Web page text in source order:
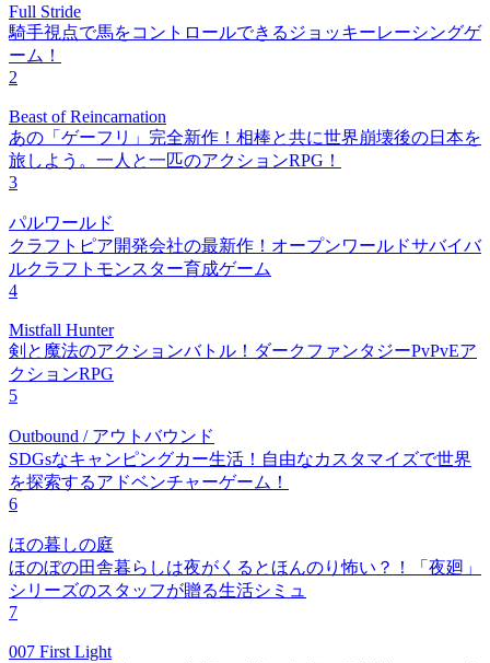
Full Stride
騎手視点で馬をコントロールできるジョッキーレーシングゲ
ーム！
2
Beast of Reincarnation
あの「ゲーフリ」完全新作！相棒と共に世界崩壊後の日本を
旅しよう。一人と一匹のアクションRPG！
3
パルワールド
クラフトピア開発会社の最新作！オープンワールドサバイバ
ルクラフトモンスター育成ゲーム
4
Mistfall Hunter
剣と魔法のアクションバトル！ダークファンタジーPvPvEア
クションRPG
5
Outbound / アウトバウンド
SDGsなキャンピングカー生活！自由なカスタマイズで世界
を探索するアドベンチャーゲーム！
6
ほの暮しの庭
ほのぼの田舎暮らしは夜がくるとほんのり怖い？！「夜廻」
シリーズのスタッフが贈る生活シミュ
7
007 First Light